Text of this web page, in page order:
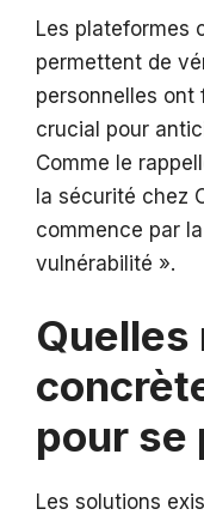
Les plateformes
permettent de
personnelles ont
crucial pour
Comme le
la sécurité chez
commence par
vulnérabilité ».
Quelles
pour se
Les solutions